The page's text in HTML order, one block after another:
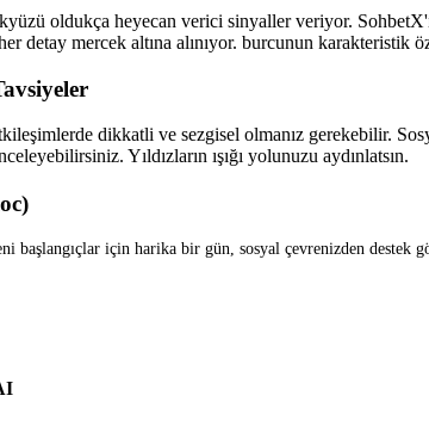
oldukça heyecan verici sinyaller veriyor.
detay mercek altına alınıyor. burcunun
dikkatli ve sezgisel olmanız gerekebilir.
Yıldızların ışığı yolunuzu aydınlatsın.
başlangıçlar için harika bir gün, sosyal çevrenizden destek